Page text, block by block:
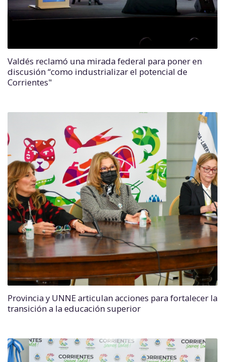
Valdés reclamó una mirada federal para poner en
discusión “como industrializar el potencial de
Corrientes"
Provincia y UNNE articulan acciones para fortalecer la
transición a la educación superior